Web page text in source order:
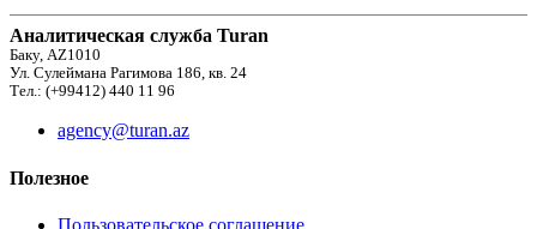
Аналитическая служба Turan
Баку, AZ1010
Ул. Сулеймана Рагимова 186, кв. 24
Тел.: (+99412) 440 11 96
agency@turan.az
Полезное
Пользовательское соглашение